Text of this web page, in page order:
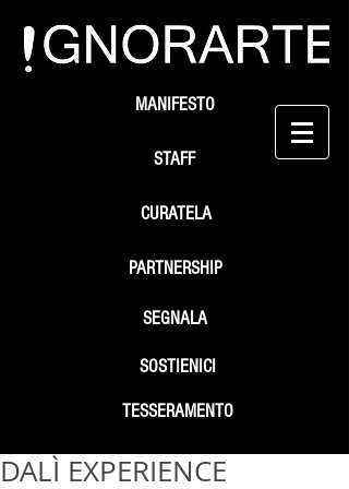
STAFF
SEGNALA
SOSTIENICI
MANIFESTO
PARTNERSHIP
TESSERAMENTO
CURATELA
DALÌ EXPERIENCE